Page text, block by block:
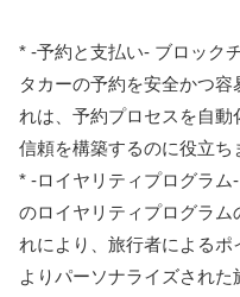
* -予約と支払い- ブロック
タカーの予約を安全かつ
れは、予約プロセスを自
信頼を構築するのに役立ち
* -ロイヤリティプログラ
のロイヤリティプログラム
れにより、旅行者によるポ
よりパーソナライズされた